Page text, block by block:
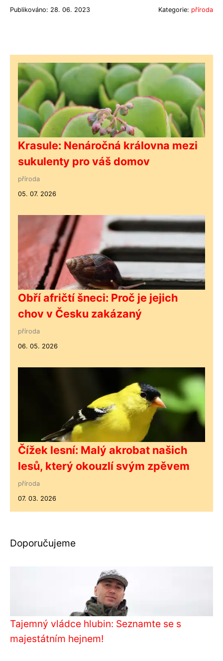
Publikováno: 28. 06. 2023 Kategorie: příroda
Krasule: Nenáročná královna mezi
sukulenty pro váš domov
příroda
05. 07. 2026
Obří afričtí šneci: Proč je jejich
chov v Česku zakázaný
příroda
06. 05. 2026
Čížek lesní: Malý akrobat našich
lesů, který okouzlí svým zpěvem
příroda
07. 03. 2026
Doporučujeme
Tajemný vládce hlubin: Seznamte se s
majestátním hejnem!